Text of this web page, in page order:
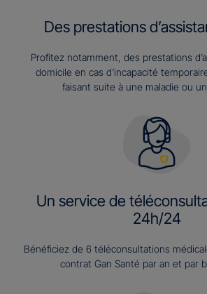
Des prestations
Profitez notamment, des prestations
domicile en cas d’incapacité
faisant suite à une maladie ou
Un service de
24h/24
Bénéficiez de 6 téléconsultations
contrat Gan Santé par an et par